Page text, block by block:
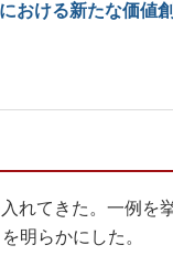
知財マネジメント
海外生産
おける新たな価値
れてきた。一例を
明らかにした。